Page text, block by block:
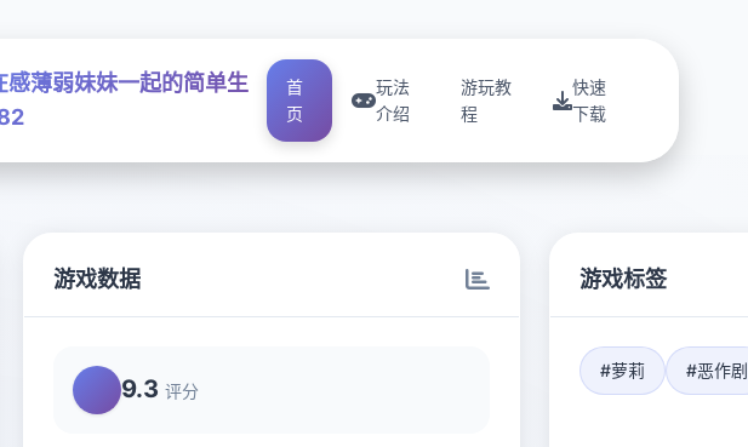
感薄弱妹妹一起的简单生
首
页
玩法
介绍
游玩教
程
快速
下载
游戏数据
9.3 评分
游戏标签
#萝莉 #恶作剧